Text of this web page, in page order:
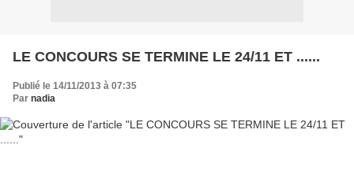
LE CONCOURS SE TERMINE LE 24/11 ET ......
Publié le 14/11/2013 à 07:35
Par nadia